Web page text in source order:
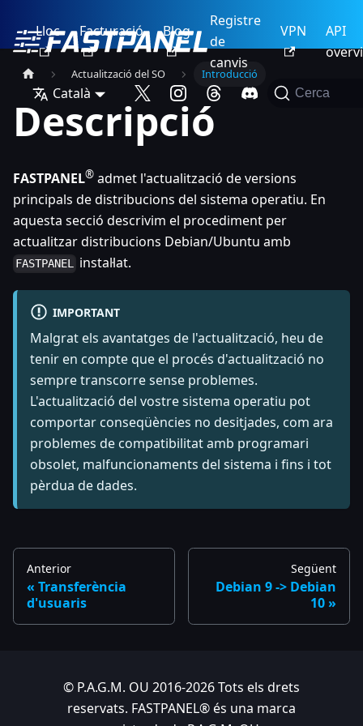
Lloc Facturació Blog
Registre
de
canvis
VPN
API
Català Cerca
Actualització del SO Introducció
Descripció
FASTPANEL® admet l'actualització de versions
principals de distribucions del sistema operatiu. En
aquesta secció descrivim el procediment per
actualitzar distribucions Debian/Ubuntu amb
FASTPANEL instal·lat.
IMPORTANT
Malgrat els avantatges de l'actualització, heu de
tenir en compte que el procés d'actualització no
sempre transcorre sense problemes.
L'actualització del vostre sistema operatiu pot
comportar conseqüències no desitjades, com ara
problemes de compatibilitat amb programari
obsolet, malfuncionaments del sistema i fins i tot
pèrdua de dades.
Anterior
Transferència
d'usuaris
Següent
Debian 9 -> Debian
10
© P.A.G.M. OU 2016-2026 Tots els drets
reservats. FASTPANEL® és una marca